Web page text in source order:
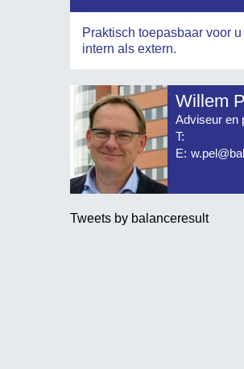
Praktisch toepasbaar voor
intern als extern.
Willem
Adviseur en
T:
E:
Tweets by balanceresult